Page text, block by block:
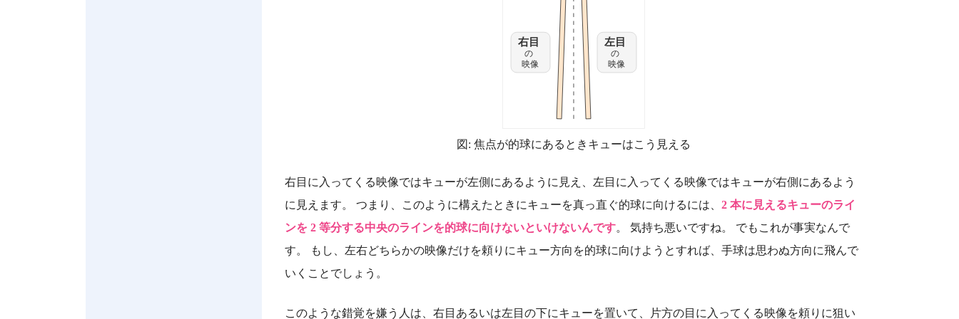
図: 焦点が的球にあるときキューはこう見える
右目に入ってくる映像ではキューが左側にあるように見え、左目に入ってくる映像ではキューが右側にあるよう
に見えます。 つまり、このように構えたときにキューを真っ直ぐ的球に向けるには、2 本に見えるキューのライ
ンを 2 等分する中央のラインを的球に向けないといけないんです。 気持ち悪いですね。 でもこれが事実なんで
す。 もし、左右どちらかの映像だけを頼りにキュー方向を的球に向けようとすれば、手球は思わぬ方向に飛んで
いくことでしょう。
このような錯覚を嫌う人は、右目あるいは左目の下にキューを置いて、片方の目に入ってくる映像を頼りに狙い